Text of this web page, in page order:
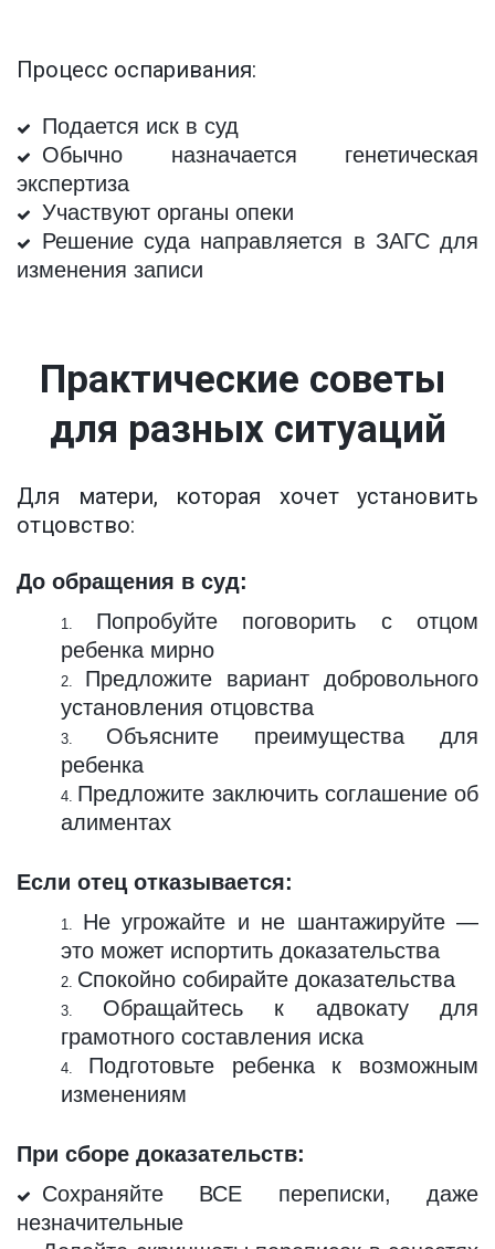
Процесс оспаривания:
Подается иск в суд
Обычно назначается генетическая
экспертиза
Участвуют органы опеки
Решение суда направляется в ЗАГС для
изменения записи
Практические советы
для разных ситуаций
Для матери, которая хочет установить
отцовство:
До обращения в суд:
Попробуйте поговорить с отцом
ребенка мирно
Предложите вариант добровольного
установления отцовства
Объясните преимущества для
ребенка
Предложите заключить соглашение об
алиментах
Если отец отказывается:
Не угрожайте и не шантажируйте —
это может испортить доказательства
Спокойно собирайте доказательства
Обращайтесь к адвокату для
грамотного составления иска
Подготовьте ребенка к возможным
изменениям
При сборе доказательств:
Сохраняйте ВСЕ переписки, даже
незначительные